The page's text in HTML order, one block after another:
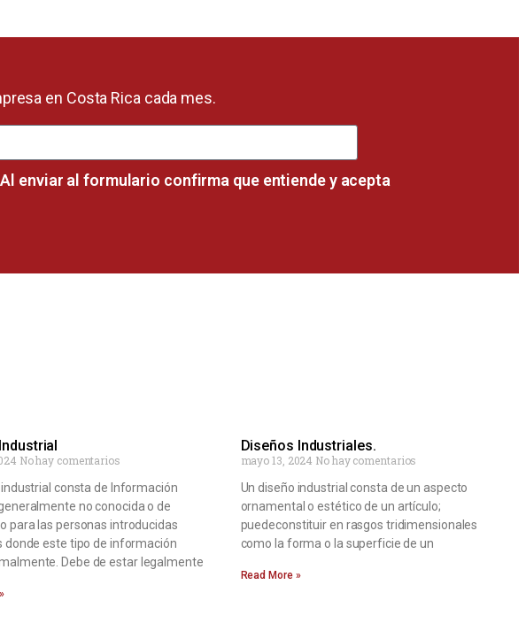
en Costa Rica cada mes.
enviar al formulario confirma que entiende y acepta
No hay comentarios
industrial consta de Información
no conocida o de
para las personas introducidas
donde este tipo de información
Debe de estar legalmente
Diseños Industriales.
mayo 13, 2024 No hay comentarios
Un diseño industrial consta de un aspecto
ornamental o estético de un artículo;
puedeconstituir en rasgos tridimensionales
como la forma o la superficie de un
Read More »